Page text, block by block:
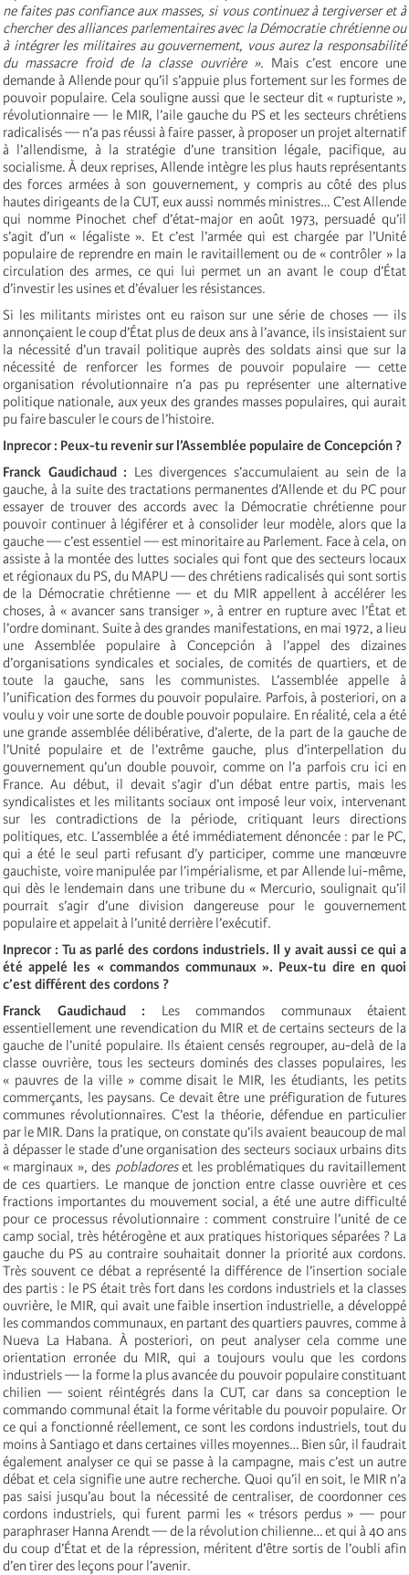
ne faites pas confiance aux masses, si vous continuez à tergiverser et à
chercher des alliances parlementaires avec la Démocratie chrétienne ou
à intégrer les militaires au gouvernement, vous aurez la responsabilité
du massacre froid de la classe ouvrière ». Mais c’est encore une
demande à Allende pour qu’il s’appuie plus fortement sur les formes de
pouvoir populaire. Cela souligne aussi que le secteur dit « rupturiste »,
révolutionnaire — le MIR, l’aile gauche du PS et les secteurs chrétiens
radicalisés — n’a pas réussi à faire passer, à proposer un projet alternatif
à l’allendisme, à la stratégie d’une transition légale, pacifique, au
socialisme. À deux reprises, Allende intègre les plus hauts représentants
des forces armées à son gouvernement, y compris au côté des plus
hautes dirigeants de la CUT, eux aussi nommés ministres… C’est Allende
qui nomme Pinochet chef d’état-major en août 1973, persuadé qu’il
s’agit d’un « légaliste ». Et c’est l’armée qui est chargée par l’Unité
populaire de reprendre en main le ravitaillement ou de « contrôler » la
circulation des armes, ce qui lui permet un an avant le coup d’État
d’investir les usines et d’évaluer les résistances.
Si les militants miristes ont eu raison sur une série de choses — ils
annonçaient le coup d’État plus de deux ans à l’avance, ils insistaient sur
la nécessité d’un travail politique auprès des soldats ainsi que sur la
nécessité de renforcer les formes de pouvoir populaire — cette
organisation révolutionnaire n’a pas pu représenter une alternative
politique nationale, aux yeux des grandes masses populaires, qui aurait
pu faire basculer le cours de l’histoire.
Inprecor : Peux-tu revenir sur l’Assemblée populaire de Concepción ?
Franck Gaudichaud : Les divergences s’accumulaient au sein de la
gauche, à la suite des tractations permanentes d’Allende et du PC pour
essayer de trouver des accords avec la Démocratie chrétienne pour
pouvoir continuer à légiférer et à consolider leur modèle, alors que la
gauche — c’est essentiel — est minoritaire au Parlement. Face à cela, on
assiste à la montée des luttes sociales qui font que des secteurs locaux
et régionaux du PS, du MAPU — des chrétiens radicalisés qui sont sortis
de la Démocratie chrétienne — et du MIR appellent à accélérer les
choses, à « avancer sans transiger », à entrer en rupture avec l’État et
l’ordre dominant. Suite à des grandes manifestations, en mai 1972, a lieu
une Assemblée populaire à Concepción à l’appel des dizaines
d’organisations syndicales et sociales, de comités de quartiers, et de
toute la gauche, sans les communistes. L’assemblée appelle à
l’unification des formes du pouvoir populaire. Parfois, à posteriori, on a
voulu y voir une sorte de double pouvoir populaire. En réalité, cela a été
une grande assemblée délibérative, d’alerte, de la part de la gauche de
l’Unité populaire et de l’extrême gauche, plus d’interpellation du
gouvernement qu’un double pouvoir, comme on l’a parfois cru ici en
France. Au début, il devait s’agir d’un débat entre partis, mais les
syndicalistes et les militants sociaux ont imposé leur voix, intervenant
sur les contradictions de la période, critiquant leurs directions
politiques, etc. L’assemblée a été immédiatement dénoncée : par le PC,
qui a été le seul parti refusant d’y participer, comme une manœuvre
gauchiste, voire manipulée par l’impérialisme, et par Allende lui-même,
qui dès le lendemain dans une tribune du « Mercurio, soulignait qu’il
pourrait s’agir d’une division dangereuse pour le gouvernement
populaire et appelait à l’unité derrière l’exécutif.
Inprecor : Tu as parlé des cordons industriels. Il y avait aussi ce qui a
été appelé les « commandos communaux ». Peux-tu dire en quoi
c’est différent des cordons ?
Franck Gaudichaud : Les commandos communaux étaient
essentiellement une revendication du MIR et de certains secteurs de la
gauche de l’unité populaire. Ils étaient censés regrouper, au-delà de la
classe ouvrière, tous les secteurs dominés des classes populaires, les
« pauvres de la ville » comme disait le MIR, les étudiants, les petits
commerçants, les paysans. Ce devait être une préfiguration de futures
communes révolutionnaires. C’est la théorie, défendue en particulier
par le MIR. Dans la pratique, on constate qu’ils avaient beaucoup de mal
à dépasser le stade d’une organisation des secteurs sociaux urbains dits
« marginaux », des pobladoreset les problématiques du ravitaillement
de ces quartiers. Le manque de jonction entre classe ouvrière et ces
fractions importantes du mouvement social, a été une autre difficulté
pour ce processus révolutionnaire : comment construire l’unité de ce
camp social, très hétérogène et aux pratiques historiques séparées ? La
gauche du PS au contraire souhaitait donner la priorité aux cordons.
Très souvent ce débat a représenté la différence de l’insertion sociale
des partis : le PS était très fort dans les cordons industriels et la classes
ouvrière, le MIR, qui avait une faible insertion industrielle, a développé
les commandos communaux, en partant des quartiers pauvres, comme à
Nueva La Habana. À posteriori, on peut analyser cela comme une
orientation erronée du MIR, qui a toujours voulu que les cordons
industriels — la forme la plus avancée du pouvoir populaire constituant
chilien — soient réintégrés dans la CUT, car dans sa conception le
commando communal était la forme véritable du pouvoir populaire. Or
ce qui a fonctionné réellement, ce sont les cordons industriels, tout du
moins à Santiago et dans certaines villes moyennes… Bien sûr, il faudrait
également analyser ce qui se passe à la campagne, mais c’est un autre
débat et cela signifie une autre recherche. Quoi qu’il en soit, le MIR n’a
pas saisi jusqu’au bout la nécessité de centraliser, de coordonner ces
cordons industriels, qui furent parmi les « trésors perdus » — pour
paraphraser Hanna Arendt — de la révolution chilienne… et qui à 40 ans
du coup d’État et de la répression, méritent d’être sortis de l’oubli afin
d’en tirer des leçons pour l’avenir.